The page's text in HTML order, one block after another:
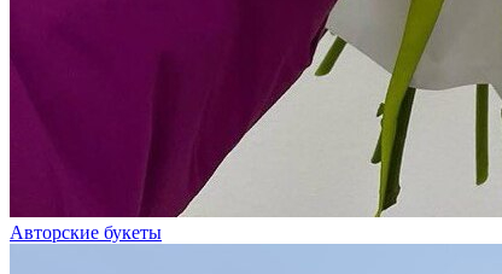
Авторские букеты